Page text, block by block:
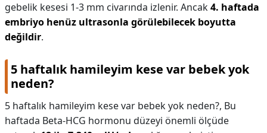
gebelik kesesi 1-3 mm civarında izlenir. Ancak4. haftada
embriyo henüz ultrasonla görülebilecek boyutta
değildir.
5 haftalık hamileyim kese var bebek yok
neden?
5 haftalık hamileyim kese var bebek yok neden?, Bu
haftada Beta-HCG hormonu düzeyi önemli ölçüde